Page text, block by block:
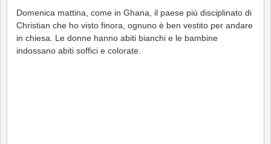
Domenica mattina, come in Ghana, il paese più disciplinato di
Christian che ho visto finora, ognuno è ben vestito per andare
in chiesa. Le donne hanno abiti bianchi e le bambine
indossano abiti soffici e colorate.